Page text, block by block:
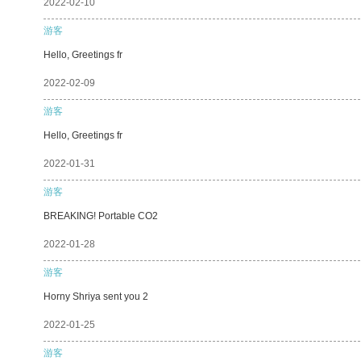
2022-02-10
游客
Hello, Greetings fr
2022-02-09
游客
Hello, Greetings fr
2022-01-31
游客
BREAKING! Portable CO2
2022-01-28
游客
Horny Shriya sent you 2
2022-01-25
游客